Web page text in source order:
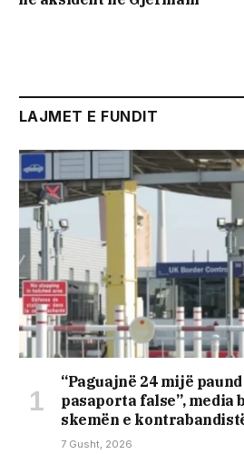
LAJMET E FUNDIT
“Paguajnë 24 mijë
pasaporta false”, media
skemën e
7 Gusht, 2026